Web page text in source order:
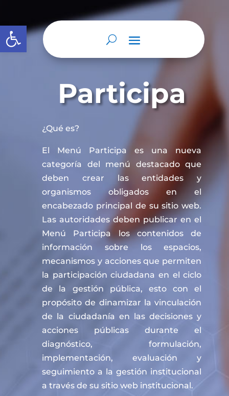
Abrir barra de herramientas
Participa
¿Qué es?
El Menú Participa es una nueva
categoría del menú destacado que
deben crear las entidades y
organismos obligados en el
encabezado principal de su sitio web.
Las autoridades deben publicar en el
Menú Participa los contenidos de
información sobre los espacios,
mecanismos y acciones que permiten
la participación ciudadana en el ciclo
de la gestión pública, esto con el
propósito de dinamizar la vinculación
de la ciudadanía en las decisiones y
acciones públicas durante el
diagnóstico, formulación,
implementación, evaluación y
seguimiento a la gestión institucional
a través de su sitio web institucional.